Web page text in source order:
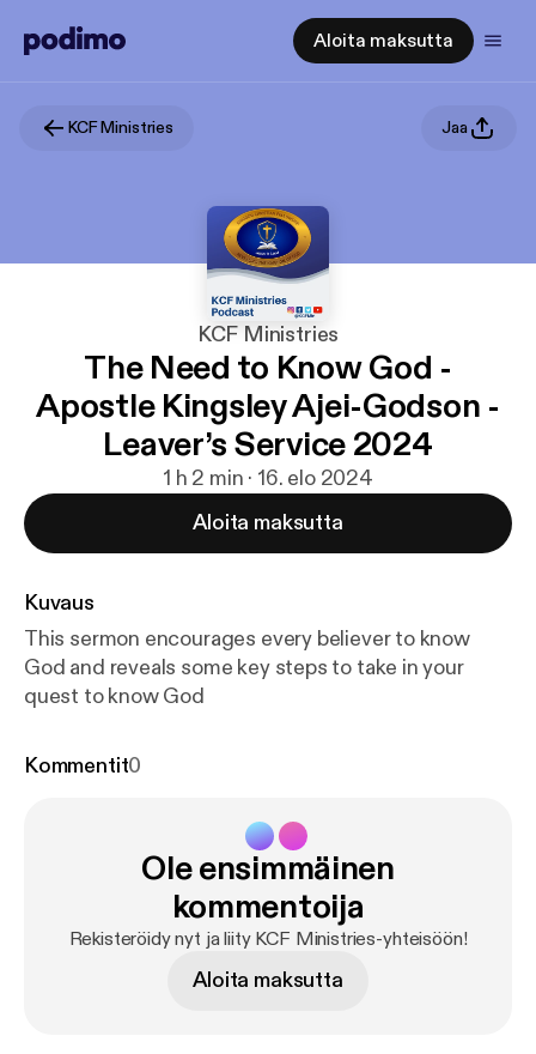
Aloita maksutta
KCF Ministries Jaa
KCF Ministries
The Need to Know God -
Apostle Kingsley Ajei-Godson -
Leaver’s Service 2024
1 h 2 min · 16. elo 2024
Aloita maksutta
Kuvaus
This sermon encourages every believer to know
God and reveals some key steps to take in your
quest to know God
Kommentit0
Ole ensimmäinen
kommentoija
Rekisteröidy nyt ja liity KCF Ministries-yhteisöön!
Aloita maksutta